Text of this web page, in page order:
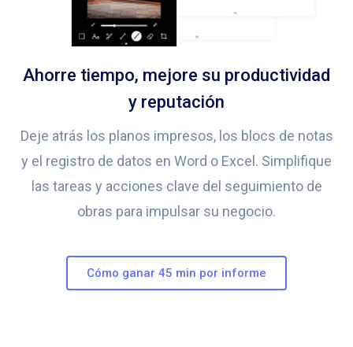
Ahorre tiempo, mejore su productividad
y reputación
Deje atrás los planos impresos, los blocs de notas
y el registro de datos en Word o Excel. Simplifique
las tareas y acciones clave del seguimiento de
obras para impulsar su negocio.
Cómo ganar 45 min por informe